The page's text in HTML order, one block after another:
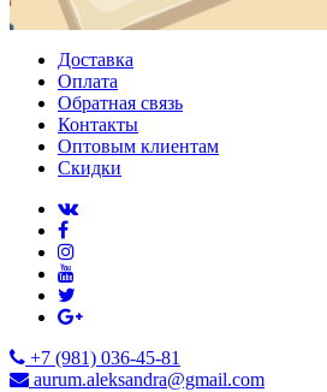
Доставка
Оплата
Обратная связь
Контакты
Оптовым клиентам
Скидки
+7 (981) 036-45-81
aurum.aleksandra@gmail.com